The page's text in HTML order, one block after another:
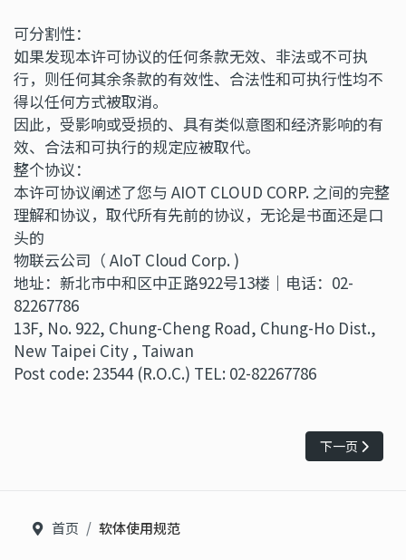
可分割性：
如果发现本许可协议的任何条款无效、非法或不可执
行，则任何其余条款的有效性、合法性和可执行性均不
得以任何方式被取消。
因此，受影响或受损的、具有类似意图和经济影响的有
效、合法和可执行的规定应被取代。
整个协议：
本许可协议阐述了您与 AIOT CLOUD CORP. 之间的完整
理解和协议，取代所有先前的协议，无论是书面还是口
头的
物联云公司（ AIoT Cloud Corp. )
地址：新北市中和区中正路922号13楼｜电话：02-
82267786
13F, No. 922, Chung-Cheng Road, Chung-Ho Dist.,
New Taipei City , Taiwan
Post code: 23544 (R.O.C.) TEL: 02-82267786
下一篇文章:
下一页
首页 软体使用规范